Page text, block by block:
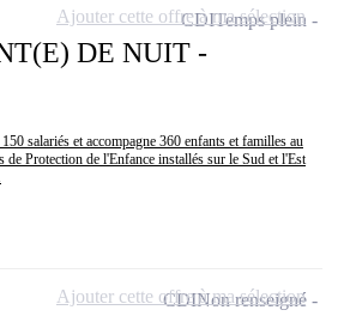
DE NUIT -
salariés et accompagne 360 enfants et familles au
de Protection de l'Enfance installés sur le Sud et l'Est
CDITemps plein
Ajouter cette offre à ma sélection
CDINon renseigné
Ajouter cette offre à ma sélection